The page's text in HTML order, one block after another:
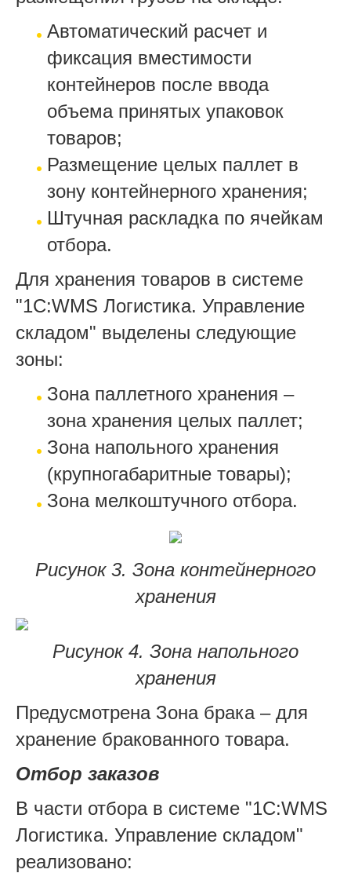
Автоматический расчет и
фиксация вместимости
контейнеров после ввода
объема принятых упаковок
товаров;
Размещение целых паллет в
зону контейнерного хранения;
Штучная раскладка по ячейкам
отбора.
Для хранения товаров в системе
"1С:WMS Логистика. Управление
складом" выделены следующие
зоны:
Зона паллетного хранения –
зона хранения целых паллет;
Зона напольного хранения
(крупногабаритные товары);
Зона мелкоштучного отбора.
Рисунок 3. Зона контейнерного
хранения
Рисунок 4. Зона напольного
хранения
Предусмотрена Зона брака – для
хранение бракованного товара.
Отбор заказов
В части отбора в системе "1С:WMS
Логистика. Управление складом"
реализовано: